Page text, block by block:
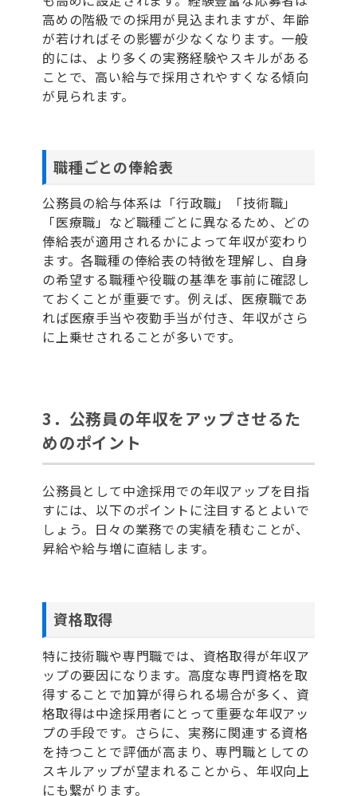
高めの階級での採用が見込まれますが、年齢
が若ければその影響が少なくなります。一般
的には、より多くの実務経験やスキルがある
ことで、高い給与で採用されやすくなる傾向
が見られます。
職種ごとの俸給表
公務員の給与体系は「行政職」「技術職」
「医療職」など職種ごとに異なるため、どの
俸給表が適用されるかによって年収が変わり
ます。各職種の俸給表の特徴を理解し、自身
の希望する職種や役職の基準を事前に確認し
ておくことが重要です。例えば、医療職であ
れば医療手当や夜勤手当が付き、年収がさら
に上乗せされることが多いです。
3．公務員の年収をアップさせるた
めのポイント
公務員として中途採用での年収アップを目指
すには、以下のポイントに注目するとよいで
しょう。日々の業務での実績を積むことが、
昇給や給与増に直結します。
資格取得
特に技術職や専門職では、資格取得が年収ア
ップの要因になります。高度な専門資格を取
得することで加算が得られる場合が多く、資
格取得は中途採用者にとって重要な年収アッ
プの手段です。さらに、実務に関連する資格
を持つことで評価が高まり、専門職としての
スキルアップが望まれることから、年収向上
にも繋がります。